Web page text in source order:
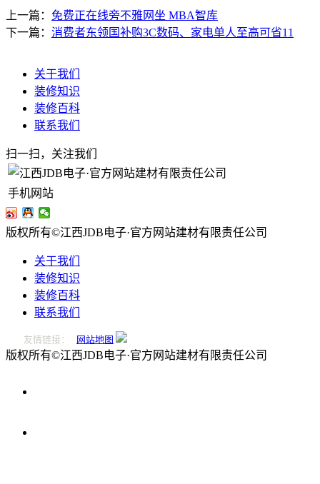
上一篇： 免费正在线旁不雅网坐 MBA智库
下一篇： 消费者东领国补购3C数码、家电单人至高可省11
关于我们
装修知识
装修百科
联系我们
扫一扫，关注我们
手机网站
版权所有©江西JDB电子·官方网站建材有限责任公司
关于我们
装修知识
装修百科
联系我们
友情链接： 网站地图
版权所有©江西JDB电子·官方网站建材有限责任公司